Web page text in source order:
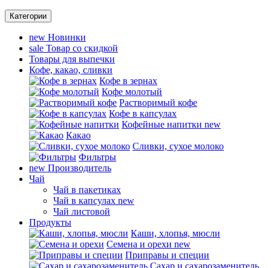
Категории
new Новинки
sale Товар со скидкой
Товары для выпечки
Кофе, какао, сливки
Кофе в зернах
Кофе молотый
Растворимый кофе
Кофе в капсулах
Кофейные напитки new
Какао
Сливки, сухое молоко
Фильтры
new Производитель
Чай
Чай в пакетиках
Чай в капсулах new
Чай листовой
Продукты
Каши, хлопья, мюсли
Семена и орехи new
Приправы и специи
Сахар и сахарозаменитель